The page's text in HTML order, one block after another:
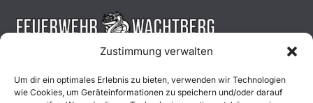
Zustimmung verwalten
Um dir ein optimales Erlebnis zu bieten, verwenden wir Technologien
wie Cookies, um Geräteinformationen zu speichern und/oder darauf
Aktuelles